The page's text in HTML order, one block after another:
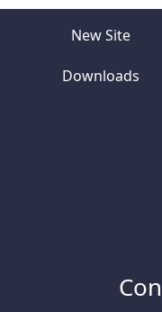
New Site
Downloads